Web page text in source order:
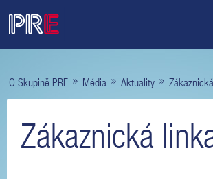
O Skupině PRE » Média » Aktuality »
Zákaznická